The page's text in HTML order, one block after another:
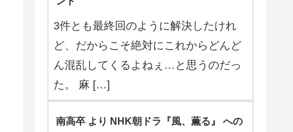
3件とも最終回のように解決したけれ
ど、だからこそ絶対にこれからどんど
ん混乱してくるよねぇ…と思うのだっ
た。 麻 […]
南高卒 より NHK朝ドラ『風、薫る』 への